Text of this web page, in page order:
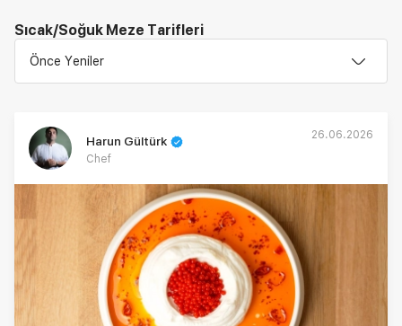
Sıcak/Soğuk Meze Tarifleri
Önce Yeniler
Harun Gültürk
Chef
26.06.2026